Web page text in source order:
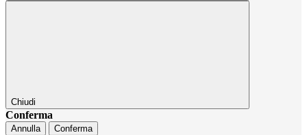
Chiudi
Conferma
Annulla Conferma